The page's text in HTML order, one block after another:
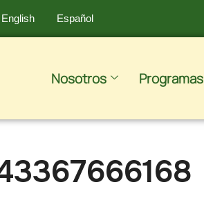
English Español
Nosotros Programas